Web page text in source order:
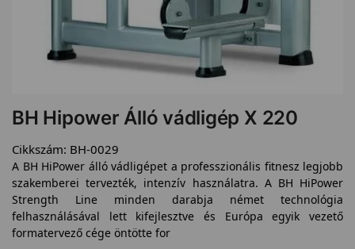
BH Hipower Álló vádligép X 220
Cikkszám: BH-0029
A BH HiPower álló vádligépet a professzionális fitnesz legjobb
szakemberei tervezték, intenzív használatra. A BH HiPower
Strength Line minden darabja német technológia
felhasználásával lett kifejlesztve és Európa egyik vezető
formatervező cége öntötte for